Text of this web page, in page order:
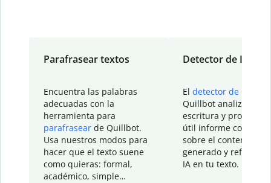
Parafrasear textos
Encuentra las palabras
adecuadas con la
herramienta para
parafrasear de Quillbot.
Usa nuestros modos para
hacer que el texto suene
como quieras: formal,
académico, simple…
Detector de IA
El detector de IA
Quillbot analiza tu
escritura y
útil informe con
sobre el contenido
generado y refinado
IA en tu texto.